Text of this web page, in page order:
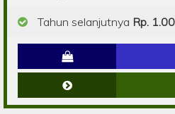
Tahun selanjutnya Rp.